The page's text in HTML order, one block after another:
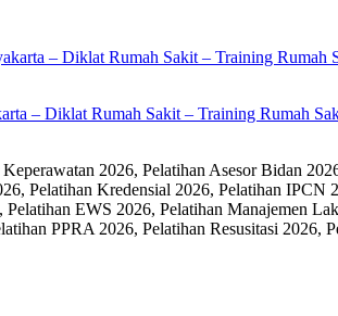
– Diklat Rumah Sakit – Training Rumah
2026, Pelatihan Asesor Bidan
Pelatihan Kredensial 2026, Pelatihan
EWS 2026, Pelatihan Manajemen
PPRA 2026, Pelatihan Resusitasi